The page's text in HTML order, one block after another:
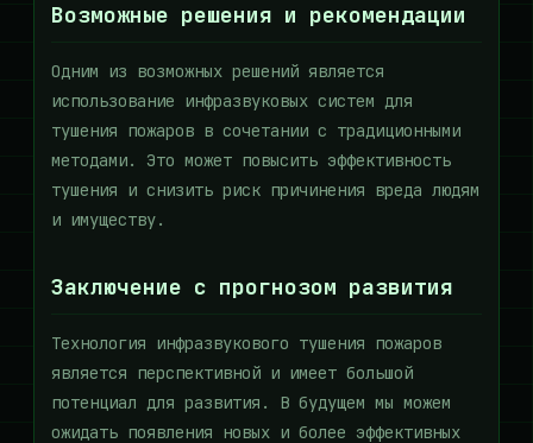
Возможные решения и рекомендации
Одним из возможных решений является
использование инфразвуковых систем для
тушения пожаров в сочетании с традиционными
методами. Это может повысить эффективность
тушения и снизить риск причинения вреда людям
и имуществу.
Заключение с прогнозом развития
Технология инфразвукового тушения пожаров
является перспективной и имеет большой
потенциал для развития. В будущем мы можем
ожидать появления новых и более эффективных